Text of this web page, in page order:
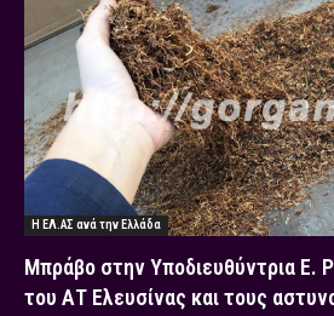
Η ΕΛ.ΑΣ ανά την Ελλάδα
Μπράβο στην Υποδιευθύντρια Ε.
του ΑΤ Ελευσίνας και τους